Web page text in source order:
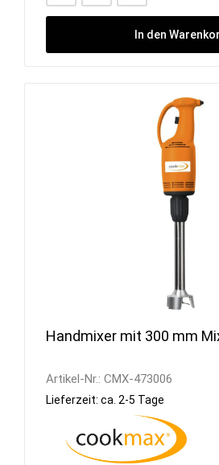
In den
Handmixer mit 300 mm
Artikel-Nr.: CMX-473006
Lieferzeit: ca. 2-5 Tage